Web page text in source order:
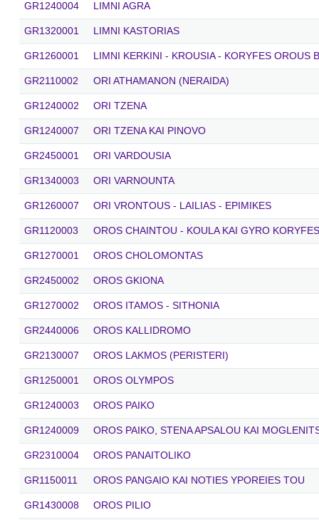
GR1240004 LIMNI AGRA
GR1320001 LIMNI KASTORIAS
GR1260001 LIMNI KERKINI - KROUSIA - KORYFES OROUS
GR2110002 ORI ATHAMANON (NERAIDA)
GR1240002 ORI TZENA
GR1240007 ORI TZENA KAI PINOVO
GR2450001 ORI VARDOUSIA
GR1340003 ORI VARNOUNTA
GR1260007 ORI VRONTOUS - LAILIAS - EPIMIKES
GR1120003 OROS CHAINTOU - KOULA KAI GYRO KORYFES
GR1270001 OROS CHOLOMONTAS
GR2450002 OROS GKIONA
GR1270002 OROS ITAMOS - SITHONIA
GR2440006 OROS KALLIDROMO
GR2130007 OROS LAKMOS (PERISTERI)
GR1250001 OROS OLYMPOS
GR1240003 OROS PAIKO
GR1240009 OROS PAIKO, STENA APSALOU KAI
GR2310004 OROS PANAITOLIKO
GR1150011 OROS PANGAIO KAI NOTIES YPOREIES TOU
GR1430008 OROS PILIO